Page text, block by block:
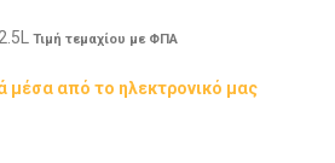
Τιμή τεμαχίου με ΦΠΑ
μέσα από το ηλεκτρονικό μας